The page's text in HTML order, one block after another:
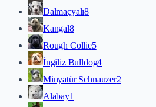
Dalmaçyalı8
Kangal8
Rough Collie5
İngiliz Bulldog4
Minyatür Schnauzer2
Alabay1